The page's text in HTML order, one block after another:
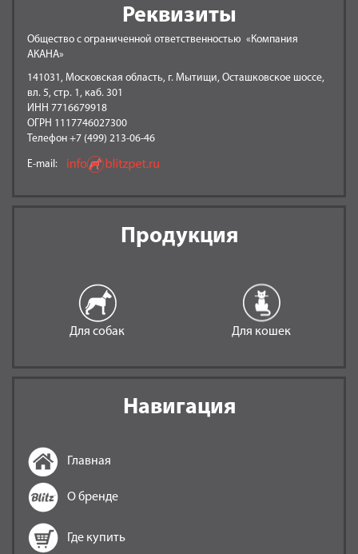
Реквизиты
Общество с ограниченной ответственностью «Компания
АКАНА»
141031, Московская область, г. Мытищи, Осташковское шоссе,
вл. 5, стр. 1, каб. 301
ИНН 7716679918
ОГРН 1117746027300
Телефон +7 (499) 213-06-46
E-mail:
Продукция
Для собак Для кошек
Навигация
Главная
О бренде
Где купить